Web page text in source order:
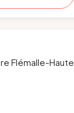
Flémalle-Haute